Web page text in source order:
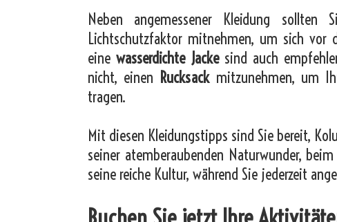
Neben angemessener Kleidung
Lichtschutzfaktor mitnehmen, um sich vor
einewasserdichte Jackesind auch
nicht, einen Rucksackmitzunehmen, um
tragen.
Mit diesen Kleidungstipps sind Sie bereit,
seiner atemberaubenden Naturwunder,
seine reiche Kultur, während Sie jederzeit